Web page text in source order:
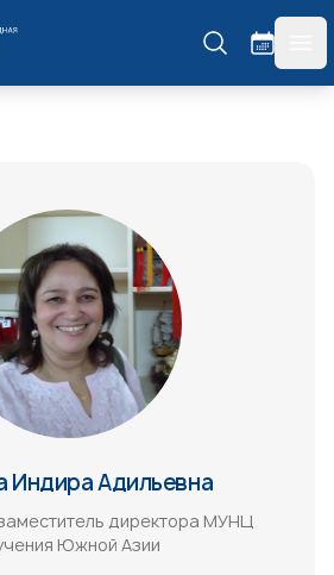
Индира Адильевна
директора МУНЦ
Южной Азии